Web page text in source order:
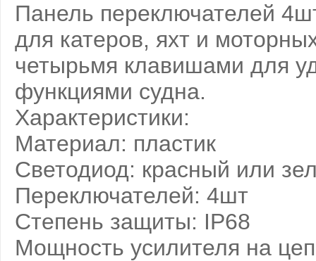
Панель переключателей
для катеров, яхт и
четырьмя клавишами для
функциями судна.
Характеристики:
Материал: пластик
Светодиод: красный или
Переключателей: 4шт
Степень защиты: IP68
Мощность усилителя на